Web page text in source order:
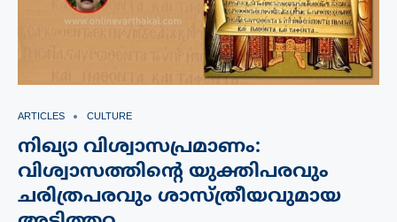
ARTICLES CULTURE
നിഖ്യാ വിശ്വാസപ്രമാണം:
വിശ്വാസത്തിന്റെ യുക്തിപരവും
ചരിത്രപരവും ശാസ്ത്രീയവുമായ